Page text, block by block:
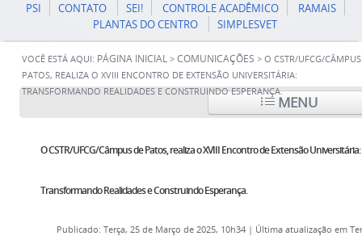
PSI CONTATO SEI! CONTROLE ACADÊMICO
RAMAIS
PLANTAS DO CENTRO
SIMPLESVET
VOCÊ ESTÁ AQUI: PÁGINA INICIAL > COMUNICAÇÕES > O CSTR/UFCG/
PATOS, REALIZA O XVIII ENCONTRO DE EXTENSÃO UNIVERSITÁRIA:
TRANSFORMANDO REALIDADES E CONSTRUINDO ESPERANÇA.
MENU
O CSTR/UFCG/Câmpus de Patos, realiza o XVIII Encontro de Extensão Universitária:
Transformando Realidades e Construindo Esperança.
Publicado: Terça, 25 de Março de 2025, 10h34 | Última atualização em